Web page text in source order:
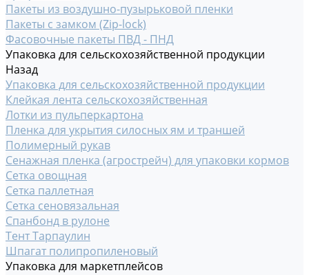
Пакеты из воздушно-пузырьковой пленки
Пакеты с замком (Zip-lock)
Фасовочные пакеты ПВД - ПНД
Упаковка для сельскохозяйственной продукции
Назад
Упаковка для сельскохозяйственной продукции
Клейкая лента сельскохозяйственная
Лотки из пульперкартона
Пленка для укрытия силосных ям и траншей
Полимерный рукав
Сенажная пленка (агрострейч) для упаковки кормов
Сетка овощная
Сетка паллетная
Сетка сеновязальная
Спанбонд в рулоне
Тент Тарпаулин
Шпагат полипропиленовый
Упаковка для маркетплейсов